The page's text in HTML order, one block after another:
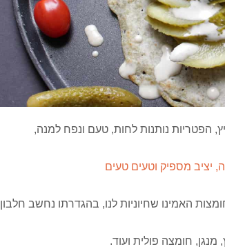
הפטריות נותנות לחות, טעם ונפח למנה,
יציב מספיק וטעים טעים
האמינו שחיוניות לנו, בהגדרתו נחשב חלבון
מנגן, חומצה פולית ועוד.